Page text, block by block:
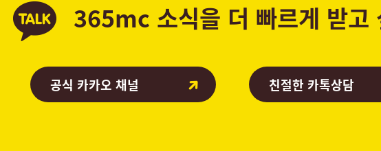
365mc 소식을 더 빠르게 받고
공식 카카오 채널 친절한 카톡상담